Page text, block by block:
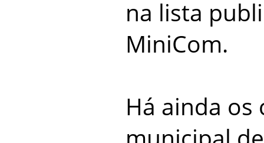
na lista
MiniCom.
Há ainda